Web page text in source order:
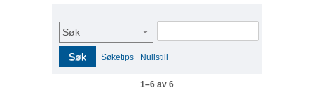
Søk
Søk Søketips Nullstill
1–6 av 6